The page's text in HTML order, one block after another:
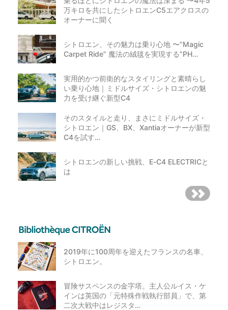
万キロを共にしたシトロエンC5エアクロスの
オーナーに聞く
シトロエン、その魅力は乗り心地 〜”Magic
Carpet Ride” 魔法の絨毯を実現する”PH…
実用的かつ前衛的なスタイリングと素晴らし
い乗り心地｜ミドルサイズ・シトロエンの魅
力を受け継ぐ新型C4
そのスタイルと走り、まさにミドルサイズ・
シトロエン｜GS、BX、Xantiaオーナーが新型
C4を試す…
シトロエンの新しい挑戦、E-C4 ELECTRICと
は
2019年に100周年を迎えたフランスの名車、
シトロエン。
冒険サスペンスの金字塔。主人公ルイス・ケ
インは英国の「元特殊作戦執行部員」で、第
二次大戦中はレジスタ…